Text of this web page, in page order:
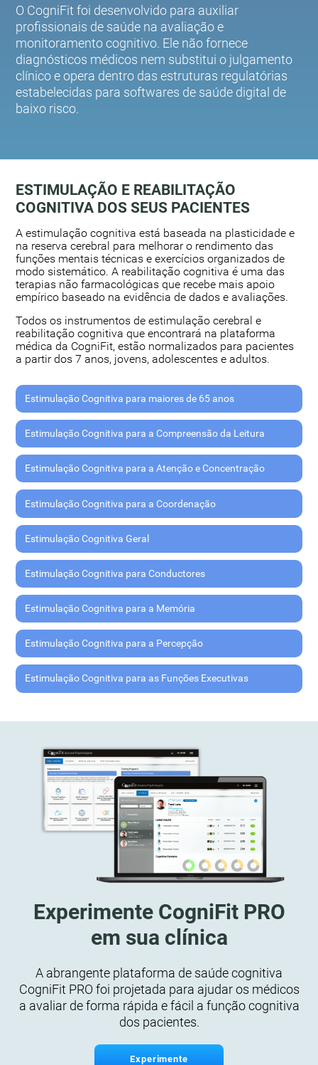
O CogniFit foi desenvolvido para auxiliar
profissionais de saúde na avaliação e
monitoramento cognitivo. Ele não fornece
diagnósticos médicos nem substitui o julgamento
clínico e opera dentro das estruturas regulatórias
estabelecidas para softwares de saúde digital de
baixo risco.
ESTIMULAÇÃO E REABILITAÇÃO
COGNITIVA DOS SEUS PACIENTES
A estimulação cognitiva está baseada na plasticidade e
na reserva cerebral para melhorar o rendimento das
funções mentais técnicas e exercícios organizados de
modo sistemático. A reabilitação cognitiva é uma das
terapias não farmacológicas que recebe mais apoio
empírico baseado na evidência de dados e avaliações.
Todos os instrumentos de estimulação cerebral e
reabilitação cognitiva que encontrará na plataforma
médica da CogniFit, estão normalizados para pacientes
a partir dos 7 anos, jovens, adolescentes e adultos.
Estimulação Cognitiva para maiores de 65 anos
Estimulação Cognitiva para a Compreensão da Leitura
Estimulação Cognitiva para a Atenção e Concentração
Estimulação Cognitiva para a Coordenação
Estimulação Cognitiva Geral
Estimulação Cognitiva para Conductores
Estimulação Cognitiva para a Memória
Estimulação Cognitiva para a Percepção
Estimulação Cognitiva para as Funções Executivas
Experimente CogniFit PRO
em sua clínica
A abrangente plataforma de saúde cognitiva
CogniFit PRO foi projetada para ajudar os médicos
a avaliar de forma rápida e fácil a função cognitiva
dos pacientes.
Experimente